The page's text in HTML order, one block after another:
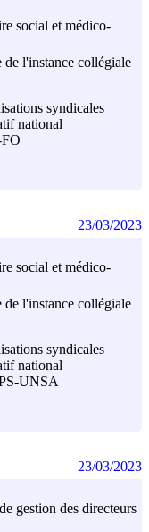
social et médico-
l'instance collégiale
syndicales
national
social et médico-
l'instance collégiale
syndicales
national
UNSA
23/03/2023
gestion des directeurs
23/03/2023